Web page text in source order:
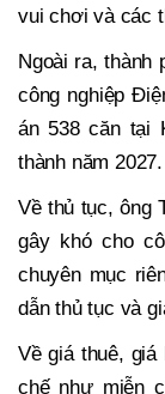
vui chơi và các
Ngoài ra, thành
công nghiệp
án 538 căn tại
thành năm 2027.
Về thủ tục, ông
gây khó cho
chuyên mục
dẫn thủ tục và
Về giá thuê,
chế như miễn